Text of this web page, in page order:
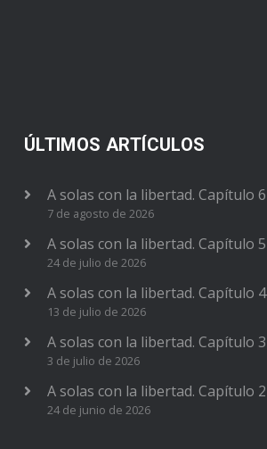
ÚLTIMOS ARTÍCULOS
A solas con la libertad. Capítulo 6
7 de agosto de 2026
A solas con la libertad. Capítulo 5
24 de julio de 2026
A solas con la libertad. Capítulo 4
13 de julio de 2026
A solas con la libertad. Capítulo 3
3 de julio de 2026
A solas con la libertad. Capítulo 2
24 de junio de 2026